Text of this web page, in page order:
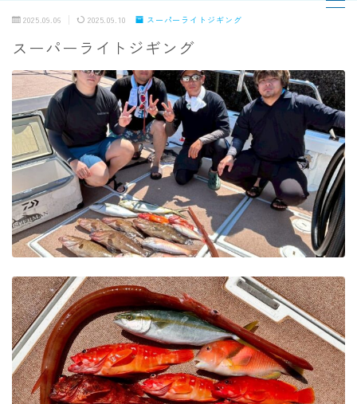
MENU
TOPページ
出船までの流れ
最新釣果
船の紹介
乗船料金
予約状況
2025.09.06 2025.09.10 スーパーライトジギング
スーパーライトジギング